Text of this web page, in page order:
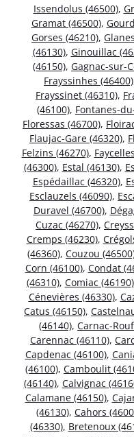
Issendolus (46500),
Gramat (46500),
Gorses (46210),
(46130), Ginouillac
(46150), Gagnac-sur-
Frayssinhes (46400)
Frayssinet (46310),
(46100), Fontanes-
Floressas (46700),
Flaujac-Gare (46320),
Felzins (46270),
(46300), Estal (46130),
Espédaillac (46320),
Esclauzels (46090),
Duravel (46700),
Cuzac (46270),
Cremps (46230),
(46360), Couzou
Corn (46100), Condat
(46310), Comiac (46190)
Cénevières (46330),
Catus (46150),
(46140), Carnac-
Carennac (46110),
Capdenac (46100),
(46100), Camboulit
(46140), Calvignac
Calamane (46150),
(46130), Cahors
(46330), Bretenoux